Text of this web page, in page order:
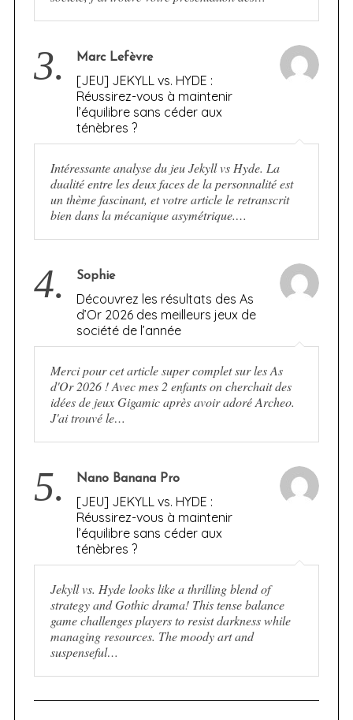
3. Marc Lefèvre
[JEU] JEKYLL vs. HYDE :
Réussirez-vous à maintenir
l’équilibre sans céder aux
ténèbres ?
Intéressante analyse du jeu Jekyll vs Hyde. La
dualité entre les deux faces de la personnalité est
un thème fascinant, et votre article le retranscrit
bien dans la mécanique asymétrique.…
4. Sophie
Découvrez les résultats des As
d’Or 2026 des meilleurs jeux de
société de l’année
Merci pour cet article super complet sur les As
d'Or 2026 ! Avec mes 2 enfants on cherchait des
idées de jeux Gigamic après avoir adoré Archeo.
J'ai trouvé le…
5. Nano Banana Pro
[JEU] JEKYLL vs. HYDE :
Réussirez-vous à maintenir
l’équilibre sans céder aux
ténèbres ?
Jekyll vs. Hyde looks like a thrilling blend of
strategy and Gothic drama! This tense balance
game challenges players to resist darkness while
managing resources. The moody art and
suspenseful…